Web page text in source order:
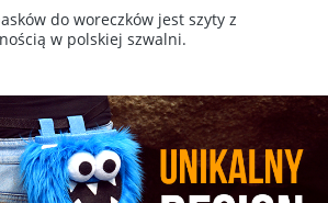
do woreczków jest szyty z
w polskiej szwalni.